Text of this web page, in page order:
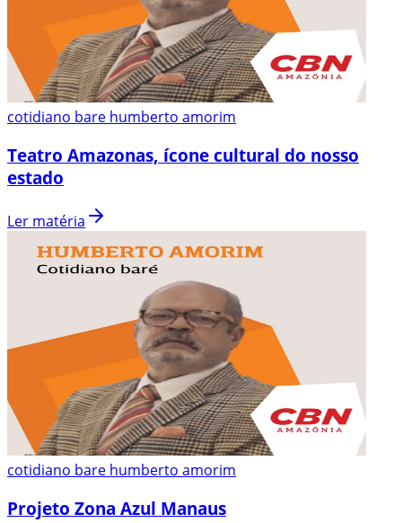
cotidiano bare humberto amorim
Teatro Amazonas, ícone cultural do nosso
estado
Ler matéria
cotidiano bare humberto amorim
Projeto Zona Azul Manaus